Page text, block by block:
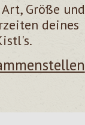
Größe und
deines